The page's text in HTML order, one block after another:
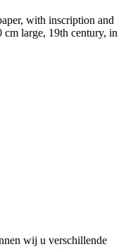
with inscription and
cm large, 19th century, in
wij u verschillende